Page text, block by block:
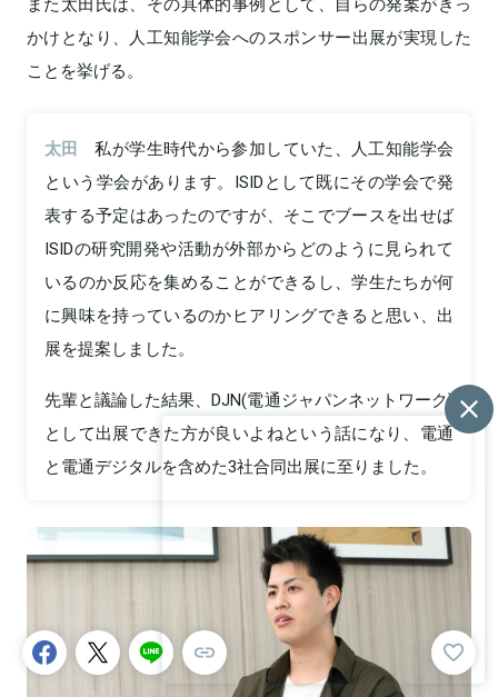
かけとなり、人工知能学会へのスポンサー出展が実現した
ことを挙げる。
太田
私が学生時代から参加していた、人工知能学会
という学会があります。ISIDとして既にその学会で発
表する予定はあったのですが、そこでブースを出せば
ISIDの研究開発や活動が外部からどのように見られて
いるのか反応を集めることができるし、学生たちが何
に興味を持っているのかヒアリングできると思い、出
展を提案しました。
先輩と議論した結果、DJN(電通ジャパンネットワーク)
として出展できた方が良いよねという話になり、電通
と電通デジタルを含めた3社合同出展に至りました。